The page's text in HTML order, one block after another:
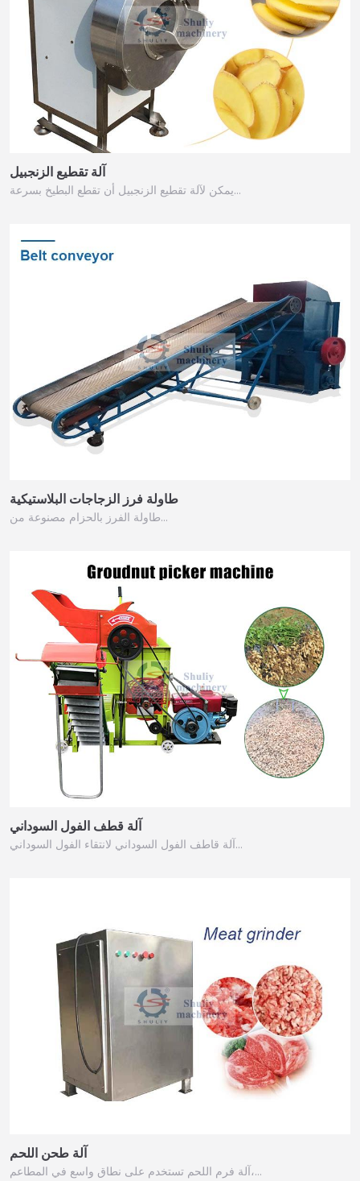
آلة تقطيع الزنجبيل
يمكن لآلة تقطيع الزنجبيل أن تقطع البطيخ بسرعة…
طاولة فرز الزجاجات البلاستيكية
طاولة الفرز بالحزام مصنوعة من…
آلة قطف الفول السوداني
آلة قاطف الفول السوداني لانتقاء الفول السوداني…
آلة طحن اللحم
آلة فرم اللحم تستخدم على نطاق واسع في المطاعم،…